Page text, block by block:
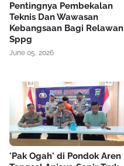
Pentingnya Pembekalan
Teknis Dan Wawasan
Kebangsaan Bagi Relawan
Sppg
June 05, 2026
'Pak Ogah' di Pondok Aren